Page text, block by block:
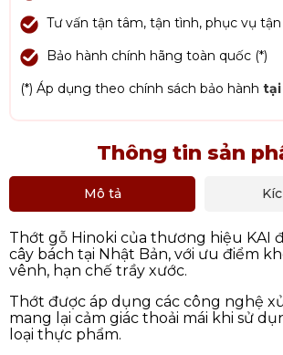
Tư vấn tận tâm, tận tình, phục vụ tận
Bảo hành chính hãng toàn quốc (*)
(*) Áp dụng theo chính sách bảo hành tại
Thông tin sản
Mô tả
Thớt gỗ Hinoki của thương hiệu KAI
cây bách tại Nhật Bản, với ưu điểm
vênh, hạn chế trầy xước.
Thớt được áp dụng các công nghệ
mang lại cảm giác thoải mái khi sử
loại thực phẩm.